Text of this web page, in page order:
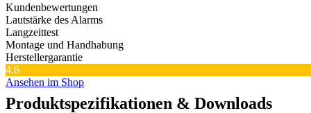
Kundenbewertungen
Lautstärke des Alarms
Langzeittest
Montage und Handhabung
Herstellergarantie
4.6
Ansehen im Shop
Produktspezifikationen & Downloads